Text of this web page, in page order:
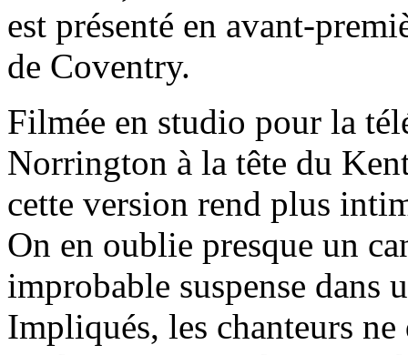
est présenté en avant-
de Coventry.
Filmée en studio pour la
Norrington à la tête du
cette version rend plus
On en oublie presque un
improbable suspense dans
Impliqués, les chanteurs